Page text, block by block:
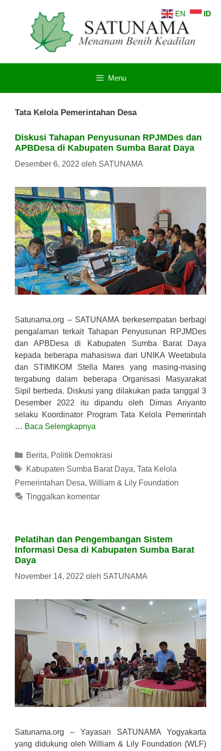
Menu
Tata Kelola Pemerintahan Desa
Diskusi Tahapan Penyusunan RPJMDes dan
APBDesa di Kabupaten Sumba Barat Daya
Desember 6, 2022 oleh SATUNAMA
Satunama.org – SATUNAMA berkesempatan berbagi
pengalaman terkait Tahapan Penyusunan RPJMDes
dan APBDesa di Kabupaten Sumba Barat Daya
kepada beberapa mahasiswa dari UNIKA Weetabula
dan STIMIKOM Stella Mares yang masing-masing
tergabung dalam beberapa Organisasi Masyarakat
Sipil berbeda. Diskusi yang dilakukan pada tanggal 3
Desember 2022 itu dipandu oleh Dimas Ariyanto
selaku Koordinator Program Tata Kelola Pemerintah
… Baca Selengkapnya
Kategori
Berita, Politik Demokrasi
Tag
Kabupaten Sumba Barat Daya, Tata Kelola
Pemerintahan Desa, William & Lily Foundation
Tinggalkan komentar
Pelatihan dan Pengembangan Sistem
Informasi Desa di Kabupaten Sumba Barat
Daya
November 14, 2022 oleh SATUNAMA
Satunama.org – Yayasan SATUNAMA Yogyakarta
yang didukung oleh William & Lily Foundation (WLF)
EN ID